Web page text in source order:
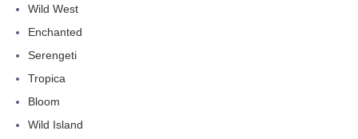
Wild West
Enchanted
Serengeti
Tropica
Bloom
Wild Island